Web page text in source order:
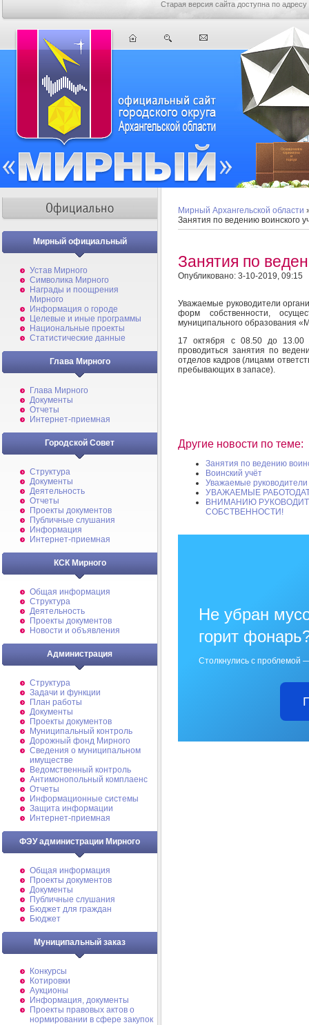
Старая версия сайта доступна по адресу
Мирный официальный
Устав Мирного
Символика Мирного
Награды и поощрения
Мирного
Информация о городе
Целевые и иные программы
Национальные проекты
Статистические данные
Глава Мирного
Глава Мирного
Документы
Отчеты
Интернет-приемная
Городской Совет
Структура
Документы
Деятельность
Отчеты
Проекты документов
Публичные слушания
Информация
Интернет-приемная
КСК Мирного
Общая информация
Структура
Деятельность
Проекты документов
Новости и объявления
Администрация
Структура
Задачи и функции
План работы
Документы
Проекты документов
Муниципальный контроль
Дорожный фонд Мирного
Cведения о муниципальном
имуществе
Ведомственный контроль
Антимонопольный комплаенс
Отчеты
Информационные системы
Защита информации
Интернет-приемная
ФЭУ администрации Мирного
Общая информация
Проекты документов
Документы
Публичные слушания
Бюджет для граждан
Бюджет
Муниципальный заказ
Конкурсы
Котировки
Аукционы
Информация, документы
Проекты правовых актов о
нормировании в сфере закупок
Мирный Архангельской области
Занятия по ведению воинского
Занятия по
Опубликовано: 3-10-2019, 09:15
Уважаемые руководители
форм собственности,
муниципального образования
17 октября с 08.50 до 13.00
проводиться занятия по
отделов кадров (лицами
пребывающих в запасе).
Другие новости по теме:
Занятия по ведению
Воинский учёт
Уважаемые руководители
УВАЖАЕМЫЕ
ВНИМАНИЮ
СОБСТВЕННОСТИ!
Не убран
горит
Столкнулись с проблемой